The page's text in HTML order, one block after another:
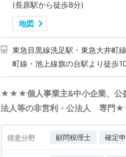
(長原駅から徒歩8分)
地図
東急目黒線洗足駅・東急大井町
町線・池上線旗の台駅より徒歩
★★★個人事業主&中小企業、公
法人等の非営利・公法人 専
得意分野 顧問税理士 確定